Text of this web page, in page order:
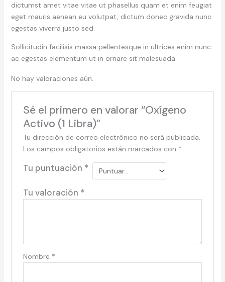
dictumst amet vitae vitae ut phasellus quam et enim feugiat
eget mauris aenean eu volutpat, dictum donec gravida nunc
egestas viverra justo sed.
Sollicitudin facilisis massa pellentesque in ultrices enim nunc
ac egestas elementum ut in ornare sit malesuada.
No hay valoraciones aún.
Sé el primero en valorar “Oxígeno
Activo (1 Libra)”
Tu dirección de correo electrónico no será publicada.
Los campos obligatorios están marcados con *
Tu puntuación *
Tu valoración *
Nombre *